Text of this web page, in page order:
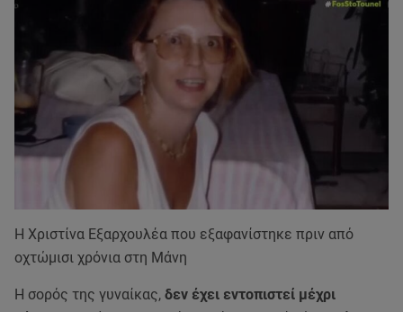
H Χριστίνα Εξαρχουλέα που εξαφανίστηκε πριν από
οχτώμισι χρόνια στη Μάνη
Η σορός της γυναίκας, δεν έχει εντοπιστεί μέχρι